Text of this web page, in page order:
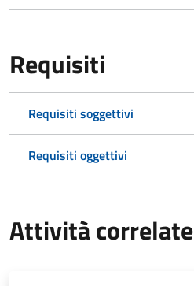
Requisiti
Requisiti soggettivi
Requisiti oggettivi
Attività correlate